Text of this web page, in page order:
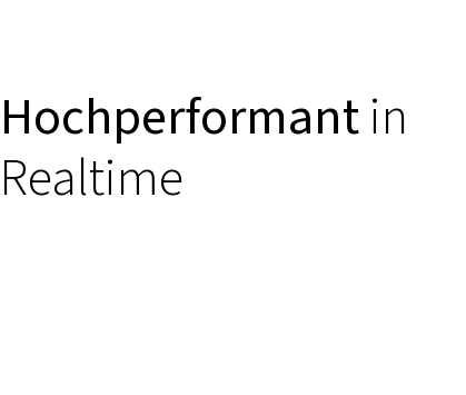
Hochperformantin
Realtime